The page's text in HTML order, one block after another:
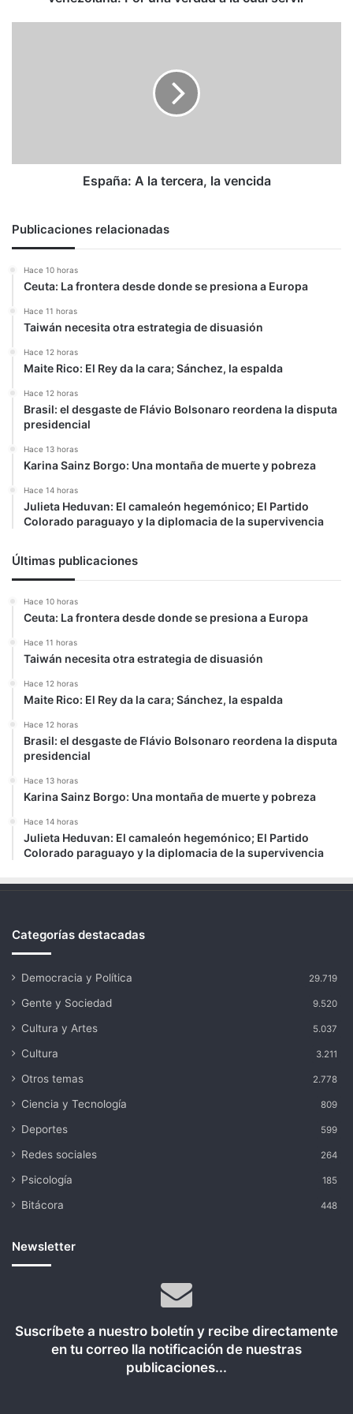
España: A la tercera, la vencida
Publicaciones relacionadas
Hace 10 horas
Ceuta: La frontera desde donde se presiona a Europa
Hace 11 horas
Taiwán necesita otra estrategia de disuasión
Hace 12 horas
Maite Rico: El Rey da la cara; Sánchez, la espalda
Hace 12 horas
Brasil: el desgaste de Flávio Bolsonaro reordena la disputa
presidencial
Hace 13 horas
Karina Sainz Borgo: Una montaña de muerte y pobreza
Hace 14 horas
Julieta Heduvan: El camaleón hegemónico; El Partido
Colorado paraguayo y la diplomacia de la supervivencia
Últimas publicaciones
Hace 10 horas
Ceuta: La frontera desde donde se presiona a Europa
Hace 11 horas
Taiwán necesita otra estrategia de disuasión
Hace 12 horas
Maite Rico: El Rey da la cara; Sánchez, la espalda
Hace 12 horas
Brasil: el desgaste de Flávio Bolsonaro reordena la disputa
presidencial
Hace 13 horas
Karina Sainz Borgo: Una montaña de muerte y pobreza
Hace 14 horas
Julieta Heduvan: El camaleón hegemónico; El Partido
Colorado paraguayo y la diplomacia de la supervivencia
Categorías destacadas
Democracia y Política 29.719
Gente y Sociedad 9.520
Cultura y Artes 5.037
Cultura 3.211
Otros temas 2.778
Ciencia y Tecnología 809
Deportes 599
Redes sociales 264
Psicología 185
Bitácora 448
Newsletter
Suscríbete a nuestro boletín y recibe directamente
en tu correo lla notificación de nuestras
publicaciones...